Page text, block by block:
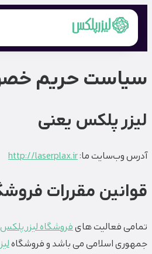
سیاست حریم
لیزر پلکس یعنی
آدرس وب‌سایت ما:http://laserplax.ir
قوانین مقررات
تمامی فعالیت هایفروشگاه لیزر پلکس
جمهوری اسلامی می باشد و فروشگاه